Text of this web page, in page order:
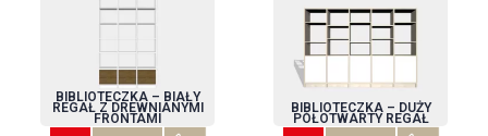
BIBLIOTECZKA – BIAŁY
REGAŁ Z DREWNIANYMI
FRONTAMI
BIBLIOTECZKA – DUŻY
PÓŁOTWARTY REGAŁ